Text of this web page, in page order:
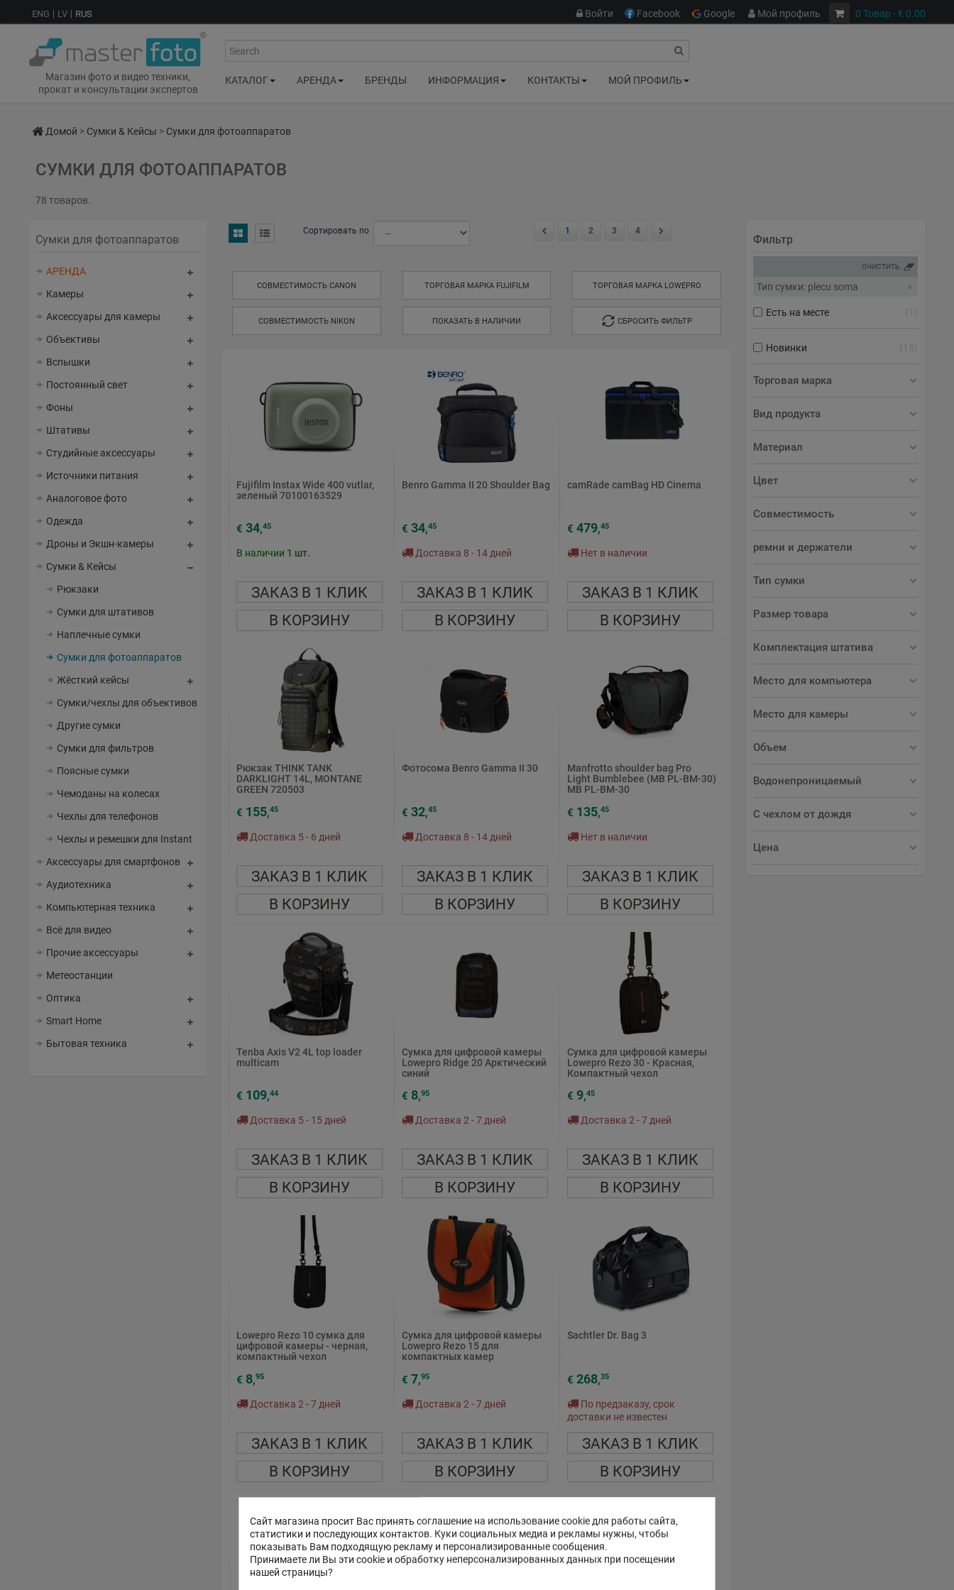
Сайт магазина просит Вас принять соглашение на использование cookie для работы сайта,
статистики и последующих контактов. Куки социальных медиа и рекламы нужны, чтобы
показывать Вам подходящую рекламу и персонализированные сообщения.
Принимаете ли Вы эти cookie и обработку неперсонализированных данных при посещении
нашей страницы?
ENG LV RUS 0 Товар - € 0.00
Войти Facebook Google Мой профиль
Магазин фото и видео техники,
прокат и консультации экспертов
Search
КАТАЛОГ АРЕНДА БРЕНДЫ ИНФОРМАЦИЯ КОНТАКТЫ МОЙ ПРОФИЛЬ
Домой > Сумки & Кейсы > Сумки для фотоаппаратов
СУМКИ ДЛЯ ФОТОАППАРАТОВ
78 товаров.
Сумки для фотоаппаратов
АРЕНДА
Камеры
Аксессуары для камеры
Объективы
Вспышки
Постоянный свет
Фоны
Штативы
Студийные аксессуары
Источники питания
Аналоговое фото
Одежда
Дроны и Экшн-камеры
Сумки & Кейсы
Рюкзаки
Сумки для штативов
Наплечные сумки
Сумки для фотоаппаратов
Жёсткий кейсы
Сумки/чехлы для объективов
Другие сумки
Сумки для фильтров
Поясные сумки
Чемоданы на колесах
Чехлы для телефонов
Чехлы и ремешки для Instant
Аксессуары для смартфонов
Аудиотехника
Компьютерная техника
Всё для видео
Прочие аксессуары
Метеостанции
Оптика
Smart Home
Бытовая техника
Сортировать по 1 2 3 4
СОВМЕСТИМОСТЬ CANON ТОРГОВАЯ МАРКА FUJIFILM ТОРГОВАЯ МАРКА LOWEPRO
СОВМЕСТИМОСТЬ NIKON ПОКАЗАТЬ В НАЛИЧИИ СБРОСИТЬ ФИЛЬТР
Fujifilm Instax Wide 400 vutlar,
зеленый 70100163529
€ 34,45
В наличии 1 шт.
ЗАКАЗ В 1 КЛИК
В КОРЗИНУ
Benro Gamma II 20 Shoulder Bag
€ 34,45
Доставка 8 - 14 дней
ЗАКАЗ В 1 КЛИК
В КОРЗИНУ
camRade camBag HD Cinema
€ 479,45
Нет в наличии
ЗАКАЗ В 1 КЛИК
В КОРЗИНУ
Рюкзак THINK TANK
DARKLIGHT 14L, MONTANE
GREEN 720503
€ 155,45
Доставка 5 - 6 дней
ЗАКАЗ В 1 КЛИК
В КОРЗИНУ
Фотосома Benro Gamma II 30
€ 32,45
Доставка 8 - 14 дней
ЗАКАЗ В 1 КЛИК
В КОРЗИНУ
Manfrotto shoulder bag Pro
Light Bumblebee (MB PL-BM-30)
MB PL-BM-30
€ 135,45
Нет в наличии
ЗАКАЗ В 1 КЛИК
В КОРЗИНУ
Tenba Axis V2 4L top loader
multicam
€ 109,44
Доставка 5 - 15 дней
ЗАКАЗ В 1 КЛИК
В КОРЗИНУ
Сумка для цифровой камеры
Lowepro Ridge 20 Арктический
синий
€ 8,95
Доставка 2 - 7 дней
ЗАКАЗ В 1 КЛИК
В КОРЗИНУ
Сумка для цифровой камеры
Lowepro Rezo 30 - Красная,
Компактный чехол
€ 9,45
Доставка 2 - 7 дней
ЗАКАЗ В 1 КЛИК
В КОРЗИНУ
Lowepro Rezo 10 сумка для
цифровой камеры - черная,
компактный чехол
€ 8,95
Доставка 2 - 7 дней
ЗАКАЗ В 1 КЛИК
В КОРЗИНУ
Сумка для цифровой камеры
Lowepro Rezo 15 для
компактных камер
€ 7,95
Доставка 2 - 7 дней
ЗАКАЗ В 1 КЛИК
В КОРЗИНУ
Sachtler Dr. Bag 3
€ 268,35
По предзаказу, срок
доставки не известен
ЗАКАЗ В 1 КЛИК
В КОРЗИНУ
Фильтр
ОЧИСТИТЬ
Тип сумки: plecu soma
Есть на месте 1
Новинки 15
Торговая марка
Вид продукта
Материал
Цвет
Совместимость
ремни и держатели
Тип сумки
Размер товара
Комплектация штатива
Место для компьютера
Место для камеры
Объем
Водонепроницаемый
С чехлом от дождя
Цена